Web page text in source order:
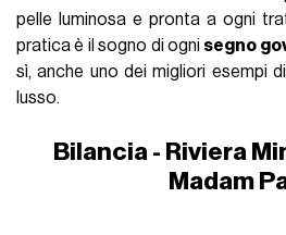
pelle luminosa e pronta a ogni
pratica è il sogno di ogni segno
sì, anche uno dei migliori esempi
lusso.
Bilancia - Riviera
Madam